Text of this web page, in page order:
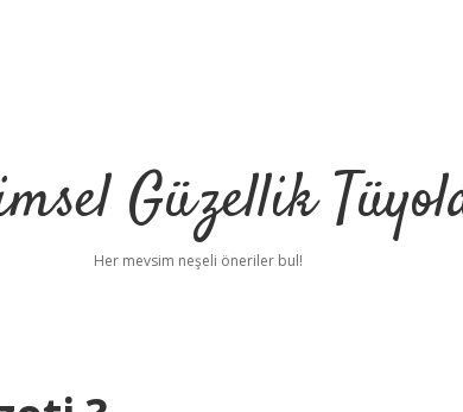
Güzellik
Her mevsim neşeli öneriler bul!